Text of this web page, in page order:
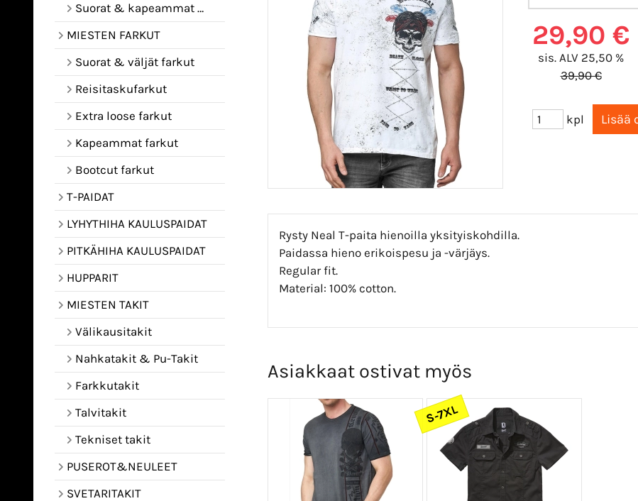
Suorat & kapeammat mallit
MIESTEN FARKUT
Suorat & väljät farkut
Reisitaskufarkut
Extra loose farkut
Kapeammat farkut
Bootcut farkut
T-PAIDAT
LYHYTHIHA KAULUSPAIDAT
PITKÄHIHA KAULUSPAIDAT
HUPPARIT
MIESTEN TAKIT
Välikausitakit
Nahkatakit & Pu-Takit
Farkkutakit
Talvitakit
Tekniset takit
PUSEROT&NEULEET
SVETARITAKIT
29,90 €
sis. ALV 25,50 %
39,90 €
kpl
Rysty Neal T-paita hienoilla yksityiskohdilla.
Paidassa hieno erikoispesu ja -värjäys.
Regular fit.
Material: 100% cotton.
Asiakkaat ostivat myös
S-7XL